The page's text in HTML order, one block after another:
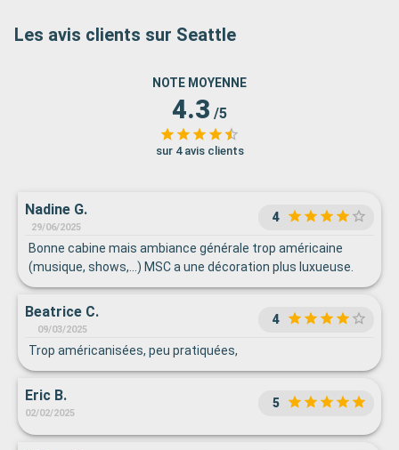
Les avis clients sur Seattle
NOTE MOYENNE
4.3 /5
sur 4 avis clients
Nadine G.
29/06/2025
4
Bonne cabine mais ambiance générale trop américaine
(musique, shows,...) MSC a une décoration plus luxueuse.
Beatrice C.
09/03/2025
4
Trop américanisées, peu pratiquées,
Eric B.
02/02/2025
5